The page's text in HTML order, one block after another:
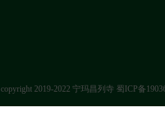
copyright 2019-2022 宁玛昌列寺 蜀ICP备